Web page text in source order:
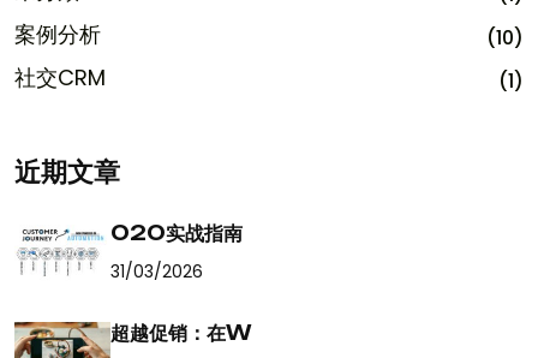
案例分析 (10)
社交CRM (1)
近期文章
O2O实战指南
31/03/2026
超越促销：在W